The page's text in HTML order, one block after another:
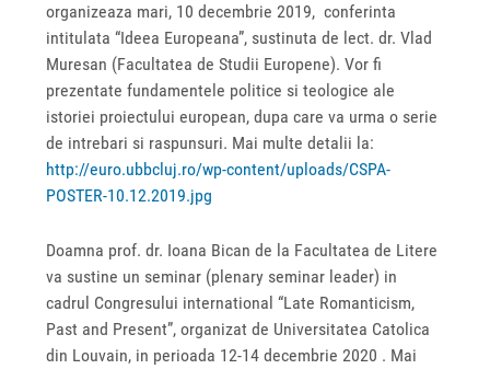
organizeaza mari, 10 decembrie 2019, conferinta
intitulata “Ideea Europeana”, sustinuta de lect. dr. Vlad
Muresan (Facultatea de Studii Europene). Vor fi
prezentate fundamentele politice si teologice ale
istoriei proiectului european, dupa care va urma o serie
de intrebari si raspunsuri. Mai multe detalii la:
http://euro.ubbcluj.ro/wp-content/uploads/CSPA-
POSTER-10.12.2019.jpg
Doamna prof. dr. Ioana Bican de la Facultatea de Litere
va sustine un seminar (plenary seminar leader) in
cadrul Congresului international “Late Romanticism,
Past and Present”, organizat de Universitatea Catolica
din Louvain, in perioada 12-14 decembrie 2020 . Mai